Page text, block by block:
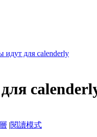
идут для calenderly
|閱讀模式